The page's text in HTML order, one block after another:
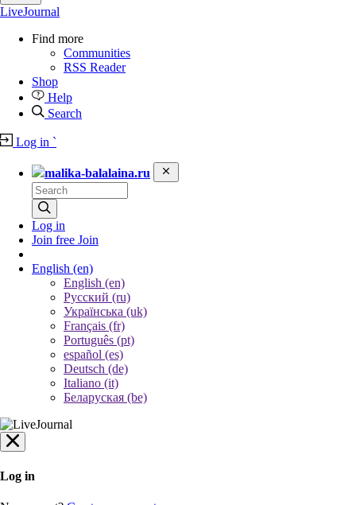
LiveJournal
Find more
Communities
RSS Reader
Shop
Help
Search
Log in `
malika-balalaina.ru
Log in
Join free Join
English (en)
English (en)
Русский (ru)
Українська (uk)
Français (fr)
Português (pt)
español (es)
Deutsch (de)
Italiano (it)
Беларуская (be)
Log in